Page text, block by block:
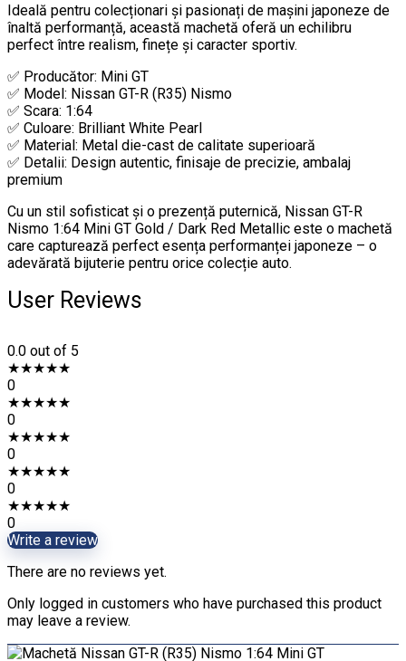
Ideală pentru colecționari și pasionați de mașini japoneze de
înaltă performanță, această machetă oferă un echilibru
perfect între realism, finețe și caracter sportiv.
✅ Producător: Mini GT
✅ Model: Nissan GT-R (R35) Nismo
✅ Scara: 1:64
✅ Culoare: Brilliant White Pearl
✅ Material: Metal die-cast de calitate superioară
✅ Detalii: Design autentic, finisaje de precizie, ambalaj
premium
Cu un stil sofisticat și o prezență puternică, Nissan GT-R
Nismo 1:64 Mini GT Gold / Dark Red Metallic este o machetă
care capturează perfect esența performanței japoneze – o
adevărată bijuterie pentru orice colecție auto.
User Reviews
0.0 out of 5
★★★★★
0
★★★★★
0
★★★★★
0
★★★★★
0
★★★★★
0
Write a review
There are no reviews yet.
Only logged in customers who have purchased this product
may leave a review.